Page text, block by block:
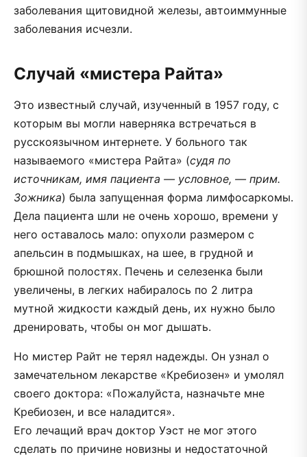
заболевания щитовидной железы, автоиммунные
заболевания исчезли.
Случай «мистера Райта»
Это известный случай, изученный в 1957 году, с
которым вы могли наверняка встречаться в
русскоязычном интернете. У больного так
называемого «мистера Райта» (судя по
источникам, имя пациента — условное, — прим.
Зожника) была запущенная форма лимфосаркомы.
Дела пациента шли не очень хорошо, времени у
него оставалось мало: опухоли размером с
апельсин в подмышках, на шее, в грудной и
брюшной полостях. Печень и селезенка были
увеличены, в легких набиралось по 2 литра
мутной жидкости каждый день, их нужно было
дренировать, чтобы он мог дышать.
Но мистер Райт не терял надежды. Он узнал о
замечательном лекарстве «Кребиозен» и умолял
своего доктора: «Пожалуйста, назначьте мне
Кребиозен, и все наладится».
Его лечащий врач доктор Уэст не мог этого
сделать по причине новизны и недостаточной